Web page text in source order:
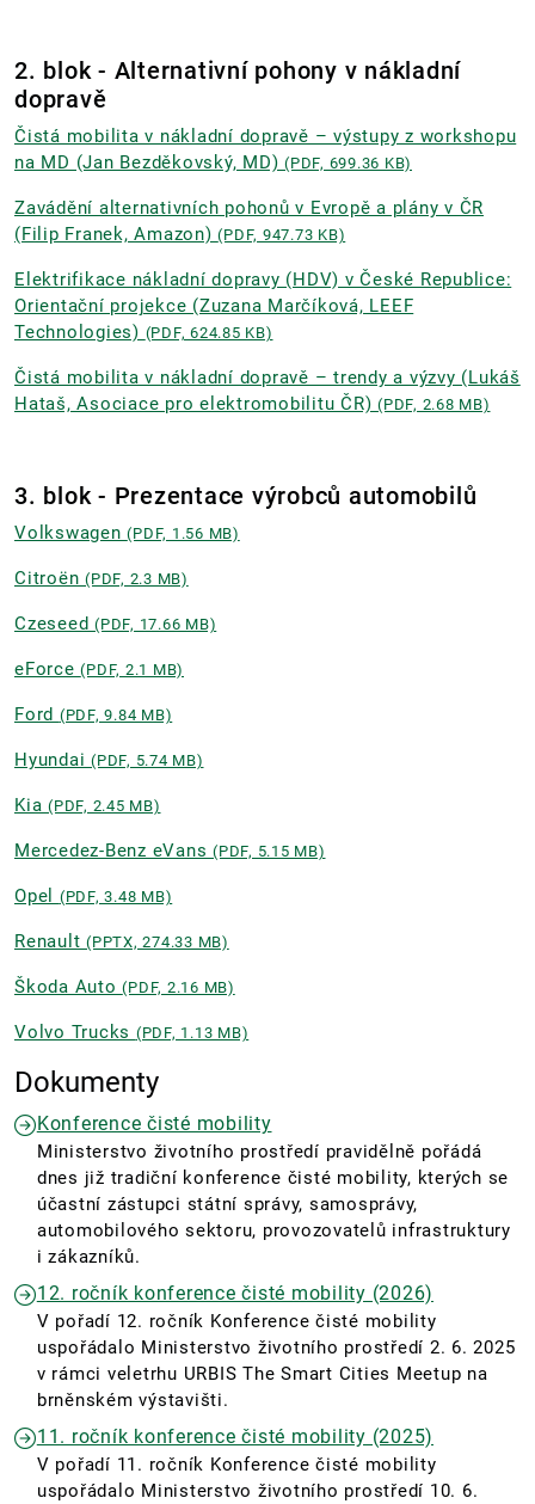
2. blok - Alternativní pohony v nákladní
dopravě
Čistá mobilita v nákladní dopravě – výstupy z workshopu
na MD (Jan Bezděkovský, MD) (PDF, 699.36 KB)
Zavádění alternativních pohonů v Evropě a plány v ČR
(Filip Franek, Amazon)(PDF, 947.73 KB)
Elektrifikace nákladní dopravy (HDV) v České Republice:
Orientační projekce (Zuzana Marčíková, LEEF
Technologies) (PDF, 624.85 KB)
Čistá mobilita v nákladní dopravě – trendy a výzvy (Lukáš
Hataš, Asociace pro elektromobilitu ČR) (PDF, 2.68 MB)
3. blok - Prezentace výrobců automobilů
Volkswagen(PDF, 1.56 MB)
Citroën (PDF, 2.3 MB)
Czeseed (PDF, 17.66 MB)
eForce(PDF, 2.1 MB)
Ford (PDF, 9.84 MB)
Hyundai (PDF, 5.74 MB)
Kia (PDF, 2.45 MB)
Mercedez-Benz eVans (PDF, 5.15 MB)
Opel (PDF, 3.48 MB)
Renault (PPTX, 274.33 MB)
Škoda Auto(PDF, 2.16 MB)
Volvo Trucks (PDF, 1.13 MB)
Dokumenty
Konference čisté mobility
Ministerstvo životního prostředí pravidělně pořádá
dnes již tradiční konference čisté mobility, kterých se
účastní zástupci státní správy, samosprávy,
automobilového sektoru, provozovatelů infrastruktury
i zákazníků.
12. ročník konference čisté mobility (2026)
V pořadí 12. ročník Konference čisté mobility
uspořádalo Ministerstvo životního prostředí 2. 6. 2025
v rámci veletrhu URBIS The Smart Cities Meetup na
brněnském výstavišti.
11. ročník konference čisté mobility (2025)
V pořadí 11. ročník Konference čisté mobility
uspořádalo Ministerstvo životního prostředí 10. 6.